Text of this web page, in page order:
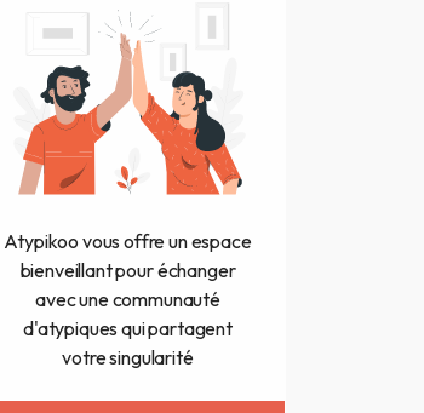
Atypikoo vous offre un espace
bienveillant pour échanger
avec une communauté
d'atypiques qui partagent
votre singularité